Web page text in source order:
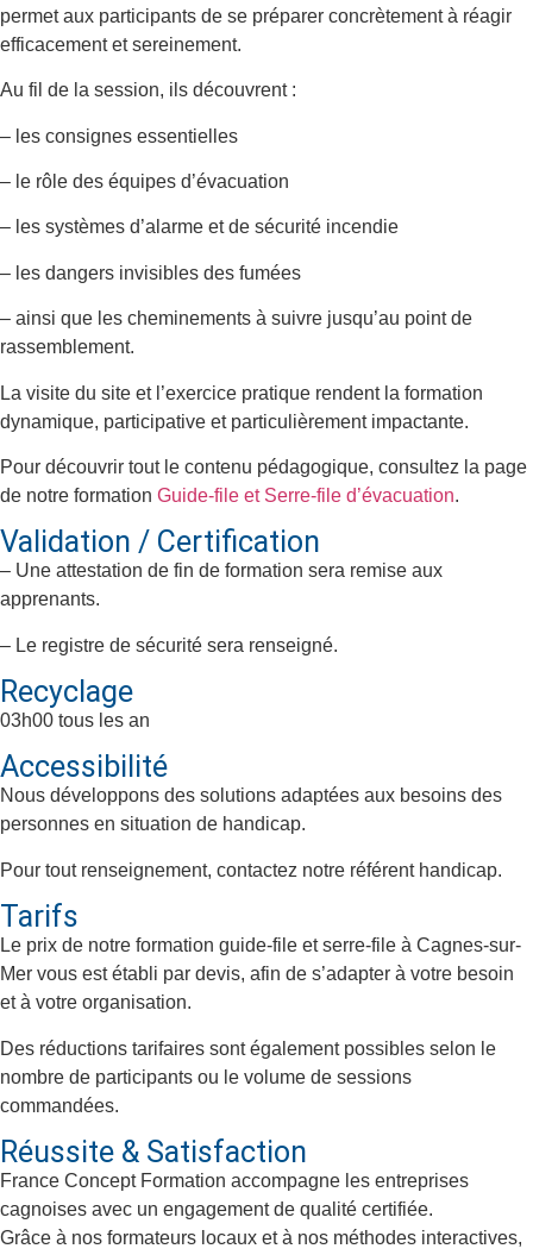
permet aux participants de se préparer concrètement à réagir
efficacement et sereinement.
Au fil de la session, ils découvrent :
– les consignes essentielles
– le rôle des équipes d’évacuation
– les systèmes d’alarme et de sécurité incendie
– les dangers invisibles des fumées
– ainsi que les cheminements à suivre jusqu’au point de
rassemblement.
La visite du site et l’exercice pratique rendent la formation
dynamique, participative et particulièrement impactante.
Pour découvrir tout le contenu pédagogique, consultez la page
de notre formation Guide-file et Serre-file d’évacuation.
Validation / Certification
– Une attestation de fin de formation sera remise aux
apprenants.
– Le registre de sécurité sera renseigné.
Recyclage
03h00 tous les an
Accessibilité
Nous développons des solutions adaptées aux besoins des
personnes en situation de handicap.
Pour tout renseignement, contactez notre référent handicap.
Tarifs
Le prix de notre formation guide-file et serre-file à Cagnes-sur-
Mer vous est établi par devis, afin de s’adapter à votre besoin
et à votre organisation.
Des réductions tarifaires sont également possibles selon le
nombre de participants ou le volume de sessions
commandées.
Réussite & Satisfaction
France Concept Formation accompagne les entreprises
cagnoises avec un engagement de qualité certifiée.
Grâce à nos formateurs locaux et à nos méthodes interactives,